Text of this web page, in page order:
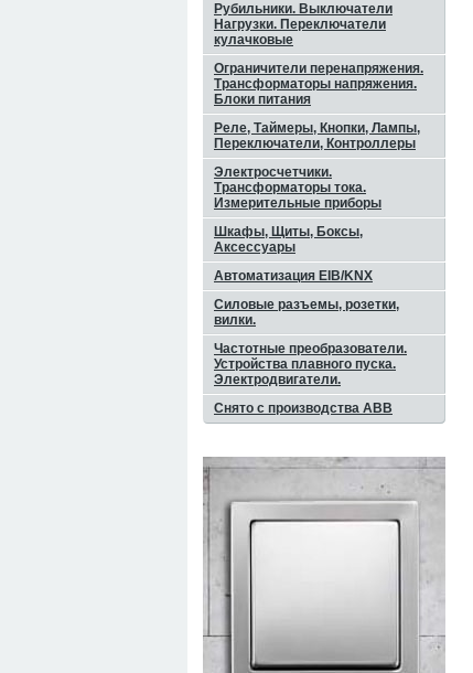
Рубильники. Выключатели
Нагрузки. Переключатели
кулачковые
Ограничители перенапряжения.
Трансформаторы напряжения.
Блоки питания
Реле, Таймеры, Кнопки, Лампы,
Переключатели, Контроллеры
Электросчетчики.
Трансформаторы тока.
Измерительные приборы
Шкафы, Щиты, Боксы,
Аксессуары
Автоматизация EIB/KNX
Силовые разъемы, розетки,
вилки.
Частотные преобразователи.
Устройства плавного пуска.
Электродвигатели.
Снято с производства ABB